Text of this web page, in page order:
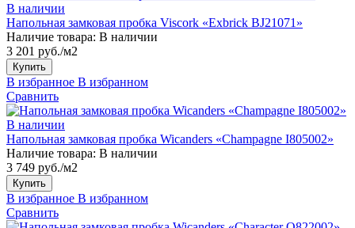
В наличии
Напольная замковая пробка Viscork «Exbrick BJ21071»
Наличие товара: В наличии
3 201 руб./м2
Купить
В избранное В избранном
Сравнить
В наличии
Напольная замковая пробка Wicanders «Champagne I805002»
Наличие товара: В наличии
3 749 руб./м2
Купить
В избранное В избранном
Сравнить